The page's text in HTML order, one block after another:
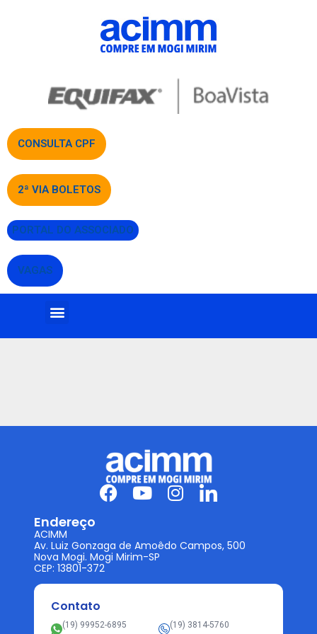
CONSULTA CPF
2ª VIA BOLETOS
PORTAL DO ASSOCIADO
VAGAS
Endereço
ACIMM
Av. Luiz Gonzaga de Amoêdo Campos, 500
Nova Mogi. Mogi Mirim-SP
CEP: 13801-372
Contato
(19) 99952-6895 (19) 3814-5760